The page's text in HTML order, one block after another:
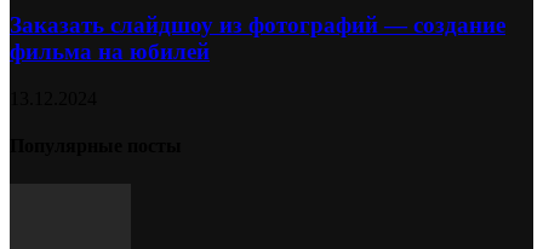
Заказать слайдшоу из фотографий — создание
фильма на юбилей